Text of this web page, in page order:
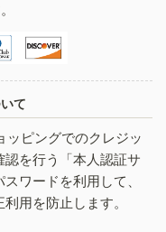
て
ッピングでのクレジッ
認を行う「本人認証サ
ワードを利用して、
用を防止します。